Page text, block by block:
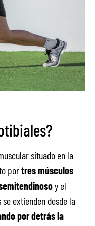
situado en la
portres músculos
y el
extienden desde la
por detrás la